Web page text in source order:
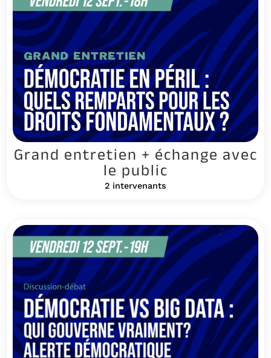
Grand entretien + échange avec
le public
2 intervenants